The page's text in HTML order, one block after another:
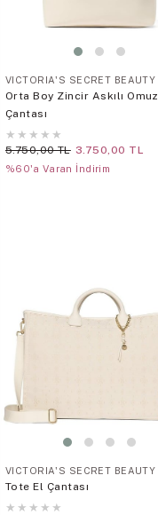
VICTORIA'S SECRET BEAUTY
Orta Boy Zincir Askılı Omuz
Çantası
★ ★ ★ ★ ★
5.750,00 TL 3.750,00 TL
%60'a Varan İndirim
VICTORIA'S SECRET BEAUTY
Tote El Çantası
★ ★ ★ ★ ★